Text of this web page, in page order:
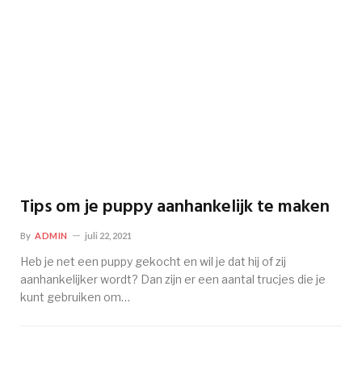
Tips om je puppy aanhankelijk te maken
By ADMIN juli 22, 2021
Heb je net een puppy gekocht en wil je dat hij of zij
aanhankelijker wordt? Dan zijn er een aantal trucjes die je
kunt gebruiken om…